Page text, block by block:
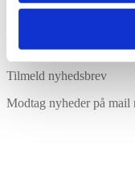
Har du husket tilbehør?
Tilmeld nyhedsbrev
Modtag nyheder på mail